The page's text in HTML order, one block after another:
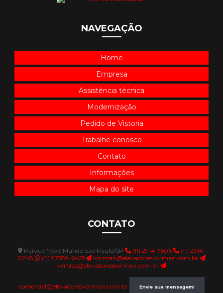
NAVEGAÇÃO
Home
Empresa
Assistência técnica
Modernização
Pedido de Vistoria
Trabalhe conosco
Contato
Informações
Mapa do site
CONTATO
Parque Novo Mundo São Paulo/SP (11) 2914-7506
(11) 2914-
0248
(11) 97589-6421
korman@elevadoreskorman.com.br
vendas@elevadoreskorman.com.br
comercial@elevadoreskorman.com.br Envie sua mensagem!